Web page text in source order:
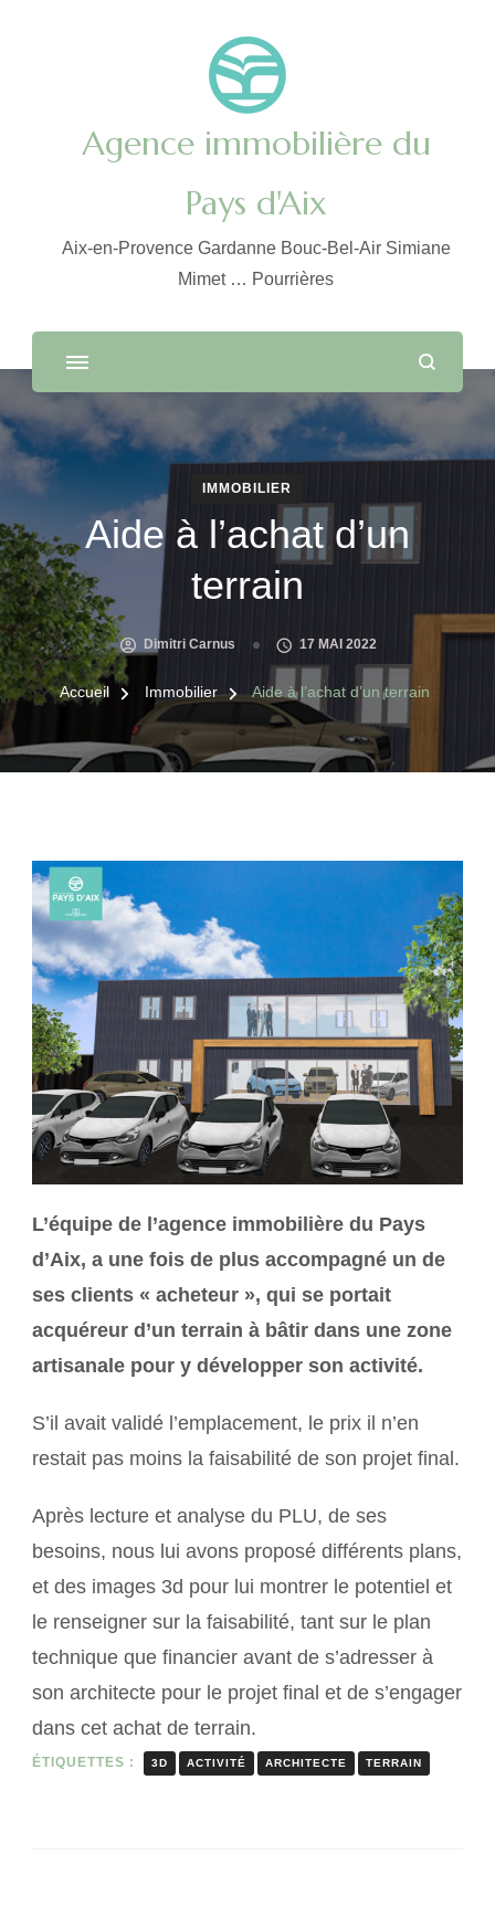
Agence immobilière du
Pays d'Aix
Aix-en-Provence Gardanne Bouc-Bel-Air Simiane
Mimet … Pourrières
IMMOBILIER
Aide à l’achat d’un
terrain
Dimitri Carnus 17 MAI 2022
Accueil Immobilier Aide à l’achat d’un terrain
L’équipe de l’agence immobilière du Pays
d’Aix, a une fois de plus accompagné un de
ses clients « acheteur », qui se portait
acquéreur d’un terrain à bâtir dans une zone
artisanale pour y développer son activité.
S’il avait validé l’emplacement, le prix il n’en
restait pas moins la faisabilité de son projet final.
Après lecture et analyse du PLU, de ses
besoins, nous lui avons proposé différents plans,
et des images 3d pour lui montrer le potentiel et
le renseigner sur la faisabilité, tant sur le plan
technique que financier avant de s’adresser à
son architecte pour le projet final et de s’engager
dans cet achat de terrain.
ÉTIQUETTES : 3D ACTIVITÉ ARCHITECTE TERRAIN